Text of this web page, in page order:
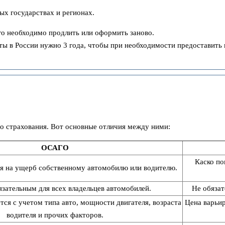
государствах и регионах.
необходимо продлить или оформить заново.
в России нужно 3 года, чтобы при необходимости
Вот основные отличия между ними:
ОСАГО
на ущерб собственному автомобилю или водителю.
Каско
для всех владельцев автомобилей.
Не
с учетом типа авто, мощности двигателя, возраста
водителя и прочих факторов.
Цена